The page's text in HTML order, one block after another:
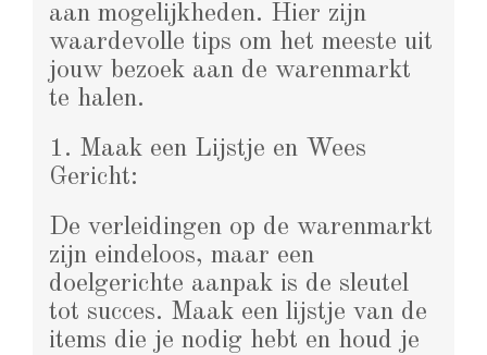
aan mogelijkheden. Hier zijn
waardevolle tips om het meeste uit
jouw bezoek aan de warenmarkt
te halen.
1. Maak een Lijstje en Wees
Gericht:
De verleidingen op de warenmarkt
zijn eindeloos, maar een
doelgerichte aanpak is de sleutel
tot succes. Maak een lijstje van de
items die je nodig hebt en houd je